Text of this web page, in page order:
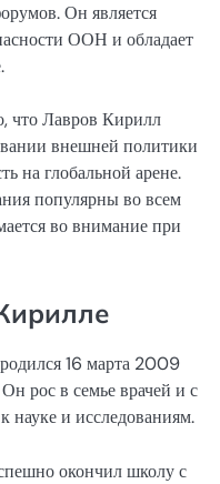
Он является
ООН и обладает
что Лавров Кирилл
внешней политики
на глобальной арене.
популярны во всем
во внимание при
16 марта 2009
рос в семье врачей и с
науке и исследованиям.
окончил школу с